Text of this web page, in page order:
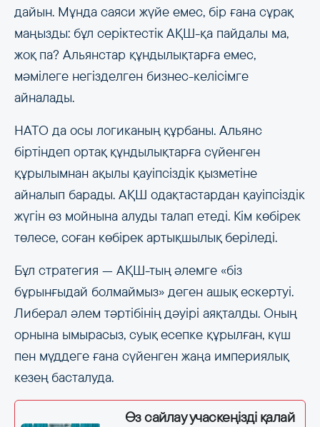
дайын. Мұнда саяси жүйе емес, бір ғана сұрақ
маңызды: бұл серіктестік АҚШ-қа пайдалы ма,
жоқ па? Альянстар құндылықтарға емес,
мәмілеге негізделген бизнес-келісімге
айналады.
НАТО да осы логиканың құрбаны. Альянс
біртіндеп ортақ құндылықтарға сүйенген
құрылымнан ақылы қауіпсіздік қызметіне
айналып барады. АҚШ одақтастардан қауіпсіздік
жүгін өз мойнына алуды талап етеді. Кім көбірек
төлесе, соған көбірек артықшылық беріледі.
Бұл стратегия — АҚШ-тың әлемге «біз
бұрынғыдай болмаймыз» деген ашық ескертуі.
Либерал әлем тәртібінің дәуірі аяқталды. Оның
орнына ымырасыз, суық есепке құрылған, күш
пен мүддеге ғана сүйенген жаңа империялық
кезең басталуда.
Өз сайлау учаскеңізді қалай